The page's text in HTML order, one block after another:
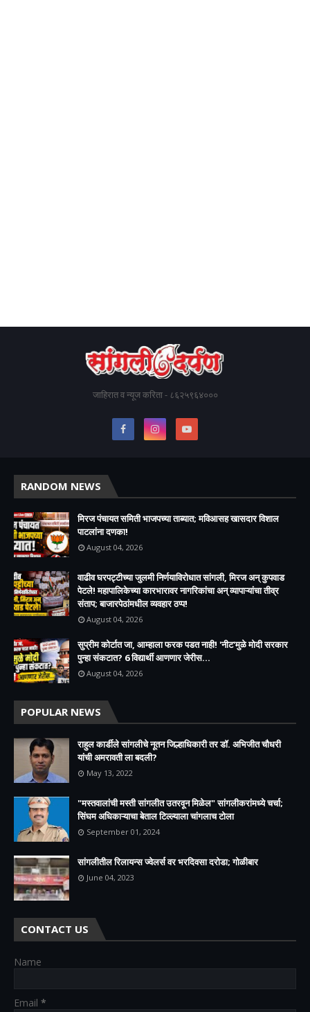
जाहिरात व न्यूज करिता - ८६२५९६४०००
RANDOM NEWS
मिरज पंचायत समिती भाजपच्या ताब्यात; मविआसह खासदार विशाल
पाटलांना दणका!
August 04, 2026
वाढीव घरपट्टीच्या जुलमी निर्णयाविरोधात सांगली, मिरज अन् कुपवाड
पेटले! महापालिकेच्या कारभारावर नागरिकांचा अन् व्यापाऱ्यांचा तीव्र
संताप; बाजारपेठांमधील व्यवहार ठप्प!​
August 04, 2026
सुप्रीम कोर्टात जा, आम्हाला फरक पडत नाही! 'नीट'मुळे मोदी सरकार
पुन्हा संकटात? 6 विद्यार्थी आणणार जेरीस...
August 04, 2026
POPULAR NEWS
राहुल कार्डीले सांगलीचे नूतन जिल्हाधिकारी तर डॉ. अभिजीत चौधरी
यांची अमरावती ला बदली?
May 13, 2022
"मस्तवालांची मस्ती सांगलीत उतरवून मिळेल" सांगलीकरांमध्ये चर्चा;
सिंघम अधिकाऱ्याचा बेताल टिल्ल्याला चांगलाच टोला
September 01, 2024
सांगलीतील रिलायन्स ज्वेलर्स वर भरदिवसा दरोडा; गोळीबार
June 04, 2023
CONTACT US
Name
Email *